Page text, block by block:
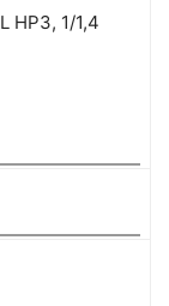
HP3, 1/1,4